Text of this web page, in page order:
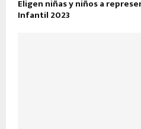
Eligen niñas y niños a
Infantil 2023